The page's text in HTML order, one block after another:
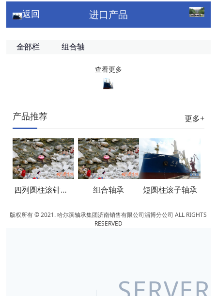
返回 进口产品
全部栏
组合轴
查看更多
产品推荐 更多+
四列圆柱滚针轴承 组合轴承 短圆柱滚子轴承
版权所有 © 2021.哈尔滨轴承集团济南销售有限公司淄博分公司 ALL RIGHTS
RESERVED